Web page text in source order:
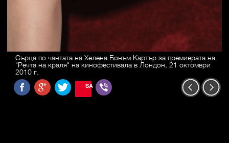
Сърца по чантата на Хелена Бонъм Картър за премиерата на
"Речта на краля" на кинофестивала в Лондон, 21 октомври
2010 г.
SAVE